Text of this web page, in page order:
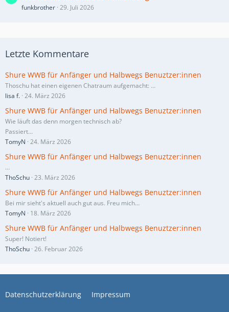
funkbrother 29. Juli 2026
Letzte Kommentare
Shure WWB für Anfänger und Halbwegs Benuztzer:innen
Thoschu hat einen eigenen Chatraum aufgemacht: …
lisa f. 24. März 2026
Shure WWB für Anfänger und Halbwegs Benuztzer:innen
Wie läuft das denn morgen technisch ab?
Passiert…
TomyN 24. März 2026
Shure WWB für Anfänger und Halbwegs Benuztzer:innen
…
ThoSchu 23. März 2026
Shure WWB für Anfänger und Halbwegs Benuztzer:innen
Bei mir sieht's aktuell auch gut aus. Freu mich…
TomyN
18. März 2026
Shure WWB für Anfänger und Halbwegs Benuztzer:innen
Super! Notiert!
ThoSchu 26. Februar 2026
Datenschutzerklärung Impressum